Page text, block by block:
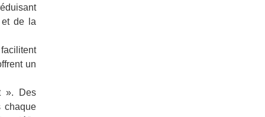
et de la
un
». Des
chaque